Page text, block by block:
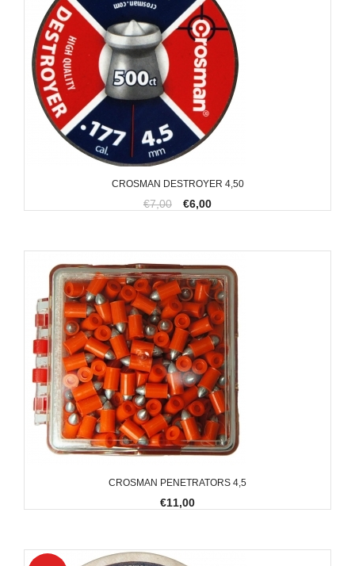
CROSMAN DESTROYER 4,50
€7,00 €6,00
CROSMAN PENETRATORS 4,5
€11,00